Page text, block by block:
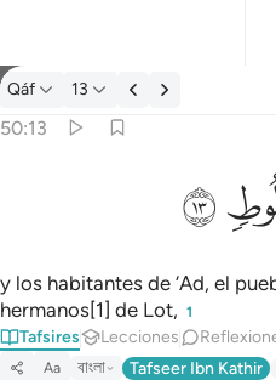
Tafsir: Qáf 50:13
Qáf 13
50:13
وَعَادٌۭ وَفِرْعَوْنُ وَإِخْوَٰنُ لُوطٍۢ ١٣
ﲷ
y los habitantes de ‘Ad, el
hermanos[1] de Lot, 1
Tafsires Lecciones
Aa বাংলা Tafseer Ibn Kathir